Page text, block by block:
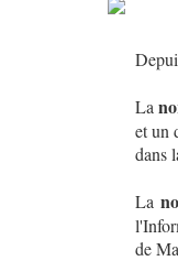
La
et un
dans
La
de